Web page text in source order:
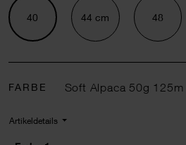
40 44 cm 48
FARBE Soft Alpaca 50g 125m
Artikeldetails